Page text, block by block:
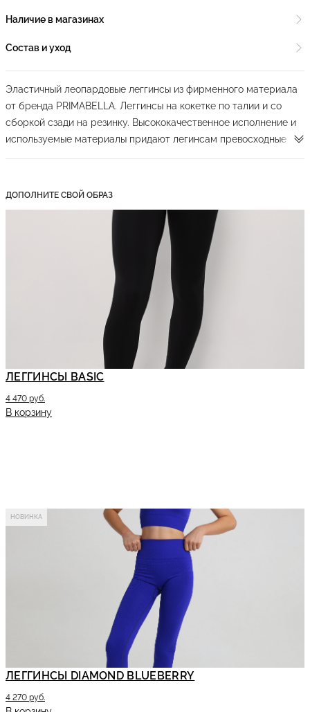
Наличие в магазинах
Состав и уход
Эластичный леопардовые леггинсы из фирменного материала
от бренда PRIMABELLA. Леггинсы на кокетке по талии и со
сборкой сзади на резинку. Высококачественное исполнение и
используемые материалы придают легинсам превосходные
быстро сохнет. Леггинсы превосходно подойдут для занятий
Леггинсы в сером леопарде
ДОПОЛНИТЕ СВОЙ ОБРАЗ
ЛЕГГИНСЫ BASIC
4 470 руб.
В корзину
НОВИНКА
ЛЕГГИНСЫ DIAMOND BLUEBERRY
4 270 руб.